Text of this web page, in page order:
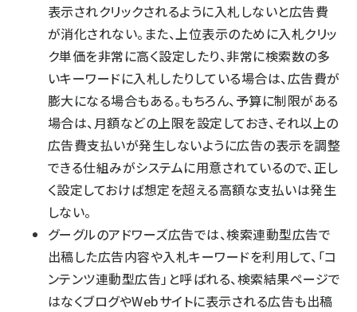
表示されクリックされるように入札しないと広告費
が消化されない。また、上位表示のために入札クリッ
ク単価を非常に高く設定したり、非常に検索数の多
いキーワードに入札したりしている場合は、広告費が
膨大になる場合もある。もちろん、予算に制限がある
場合は、月額などの上限を設定しておき、それ以上の
広告費支払いが発生しないように広告の表示を調整
できる仕組みがシステムに用意されているので、正し
く設定しておけば想定を超える高額な支払いは発生
しない。
グーグルのアドワーズ広告では、検索連動型広告で
出稿した広告内容や入札キーワードを利用して、「コ
ンテンツ連動型広告」と呼ばれる、検索結果ページで
はなくブログやWebサイトに表示される広告も出稿